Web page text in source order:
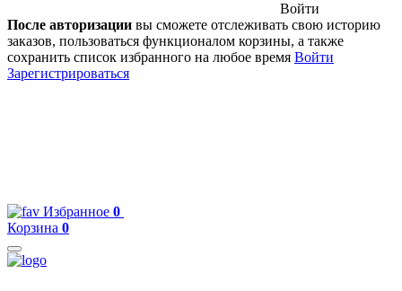
Войти
После авторизации вы сможете отслеживать свою историю
заказов, пользоваться функционалом корзины, а также
сохранить список избранного на любое время Войти
Зарегистрироваться
Избранное 0
Корзина 0